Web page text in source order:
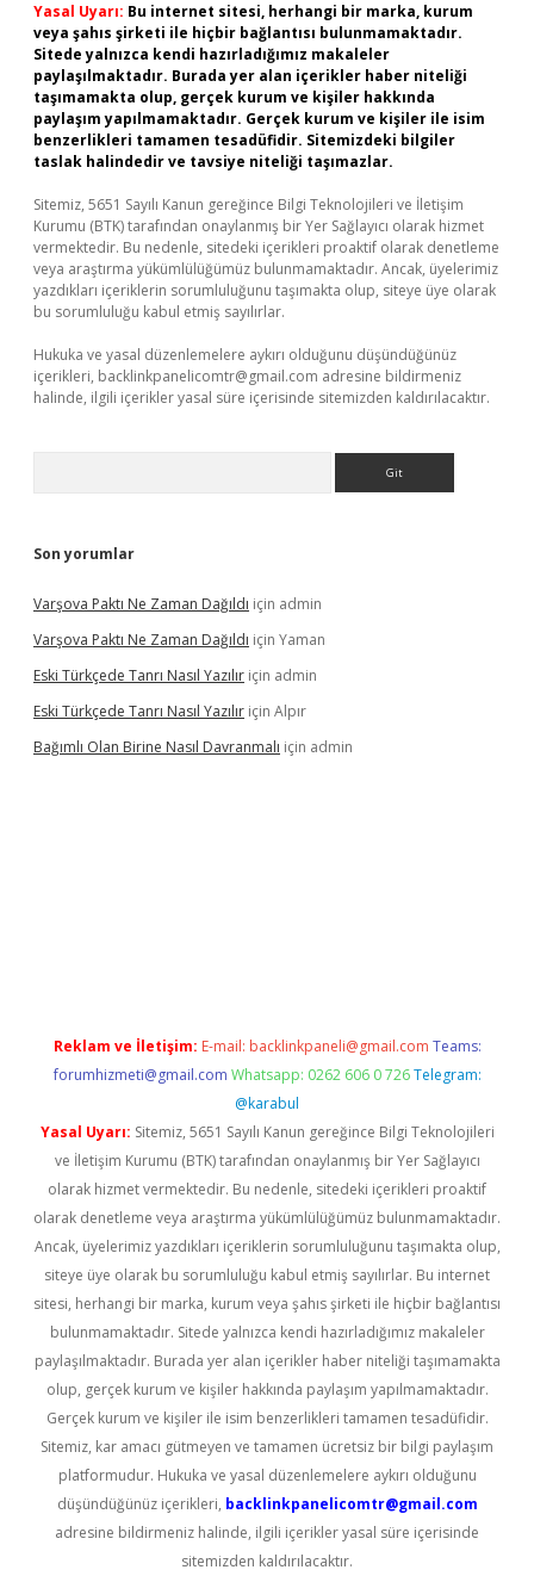
Yasal Uyarı: Bu internet sitesi, herhangi bir marka, kurum
veya şahıs şirketi ile hiçbir bağlantısı bulunmamaktadır.
Sitede yalnızca kendi hazırladığımız makaleler
paylaşılmaktadır. Burada yer alan içerikler haber niteliği
taşımamakta olup, gerçek kurum ve kişiler hakkında
paylaşım yapılmamaktadır. Gerçek kurum ve kişiler ile isim
benzerlikleri tamamen tesadüfidir. Sitemizdeki bilgiler
taslak halindedir ve tavsiye niteliği taşımazlar.
Sitemiz, 5651 Sayılı Kanun gereğince Bilgi Teknolojileri ve İletişim
Kurumu (BTK) tarafından onaylanmış bir Yer Sağlayıcı olarak hizmet
vermektedir. Bu nedenle, sitedeki içerikleri proaktif olarak denetleme
veya araştırma yükümlülüğümüz bulunmamaktadır. Ancak, üyelerimiz
yazdıkları içeriklerin sorumluluğunu taşımakta olup, siteye üye olarak
bu sorumluluğu kabul etmiş sayılırlar.
Hukuka ve yasal düzenlemelere aykırı olduğunu düşündüğünüz
içerikleri, backlinkpanelicomtr@gmail.com adresine bildirmeniz
halinde, ilgili içerikler yasal süre içerisinde sitemizden kaldırılacaktır.
Son yorumlar
Varşova Paktı Ne Zaman Dağıldı için admin
Varşova Paktı Ne Zaman Dağıldı için Yaman
Eski Türkçede Tanrı Nasıl Yazılır için admin
Eski Türkçede Tanrı Nasıl Yazılır için Alpır
Bağımlı Olan Birine Nasıl Davranmalı için admin
Reklam ve İletişim: E-mail: backlinkpaneli@gmail.com Teams:
forumhizmeti@gmail.com Whatsapp: 0262 606 0 726 Telegram:
@karabul
Yasal Uyarı: Sitemiz, 5651 Sayılı Kanun gereğince Bilgi Teknolojileri
ve İletişim Kurumu (BTK) tarafından onaylanmış bir Yer Sağlayıcı
olarak hizmet vermektedir. Bu nedenle, sitedeki içerikleri proaktif
olarak denetleme veya araştırma yükümlülüğümüz bulunmamaktadır.
Ancak, üyelerimiz yazdıkları içeriklerin sorumluluğunu taşımakta olup,
siteye üye olarak bu sorumluluğu kabul etmiş sayılırlar. Bu internet
sitesi, herhangi bir marka, kurum veya şahıs şirketi ile hiçbir bağlantısı
bulunmamaktadır. Sitede yalnızca kendi hazırladığımız makaleler
paylaşılmaktadır. Burada yer alan içerikler haber niteliği taşımamakta
olup, gerçek kurum ve kişiler hakkında paylaşım yapılmamaktadır.
Gerçek kurum ve kişiler ile isim benzerlikleri tamamen tesadüfidir.
Sitemiz, kar amacı gütmeyen ve tamamen ücretsiz bir bilgi paylaşım
platformudur. Hukuka ve yasal düzenlemelere aykırı olduğunu
düşündüğünüz içerikleri, backlinkpanelicomtr@gmail.com
adresine bildirmeniz halinde, ilgili içerikler yasal süre içerisinde
sitemizden kaldırılacaktır.